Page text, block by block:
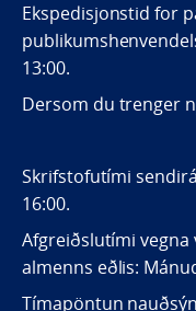
Ekspedisjonstid for
13:00.
Dersom du trenger
Skrifstofutími
16:00.
Afgreiðslutími
almenns eðlis:
Tímapöntun